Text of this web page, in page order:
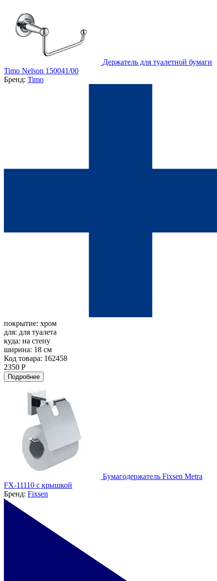
Держатель для туалетной бумаги
Timo Nelson 150041/00
Бренд: Timo
покрытие: хром
для: для туалета
куда: на стену
ширина: 18 см
Код товара: 162458
2350 Р
Подробнее
Бумагодержатель Fixsen Metra
FX-11110 с крышкой
Бренд: Fixsen